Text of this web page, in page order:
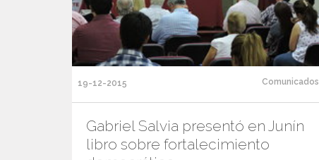
19-12-2015 Comunicados
Gabriel Salvia presentó en Junín
libro sobre fortalecimiento